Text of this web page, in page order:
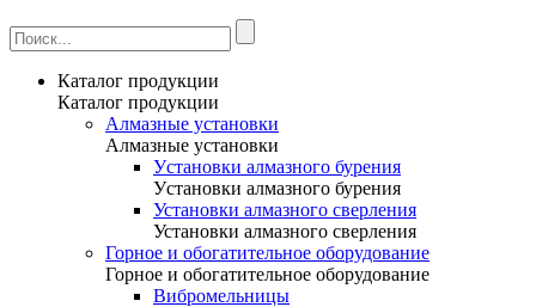
Каталог продукции
Каталог продукции
Алмазные установки
Алмазные установки
Уcтановки алмазного бурения
Уcтановки алмазного бурения
Установки алмазного сверления
Установки алмазного сверления
Горное и обогатительное оборудование
Горное и обогатительное оборудование
Вибромельницы